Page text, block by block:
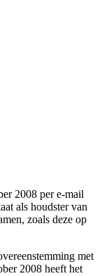
2008 per e-mail
als houdster van
zoals deze op
met
2008 heeft het